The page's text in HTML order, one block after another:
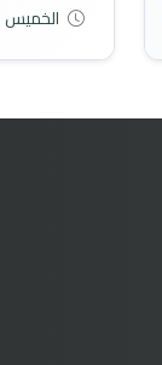
الخميس 30 ايلول 2021